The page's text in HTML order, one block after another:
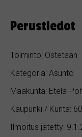
Perustiedot
Toiminto: Ostetaan
Kategoria: Asunto
Maakunta: Etelä-
Kaupunki / Kunta:
Ilmoitus jätetty: